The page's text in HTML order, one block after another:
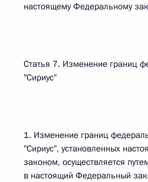
настоящему Федеральному
Статья 7. Изменение границ
"Сириус"
1. Изменение границ
"Сириус", установленных
законом, осуществляется
в настоящий Федеральный